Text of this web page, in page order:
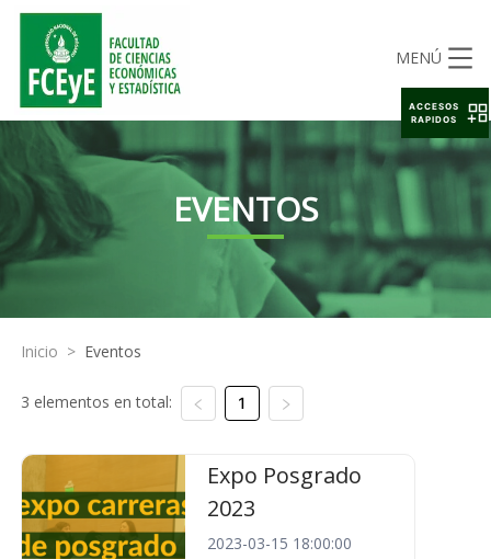
MENÚ
EVENTOS
Inicio > Eventos
3 elementos en total: 1
Expo Posgrado
2023
2023-03-15 18:00:00
ACCESOS
RAPIDOS